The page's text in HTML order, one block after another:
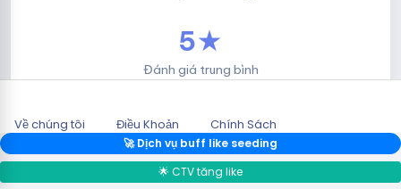
Về chúng tôi Điều Khoản
Chính Sách
2026 © HOTLIKESHOP.NET.
5★
Đánh giá trung bình
🚀 Dịch vụ buff like seeding
🌟 CTV tăng like